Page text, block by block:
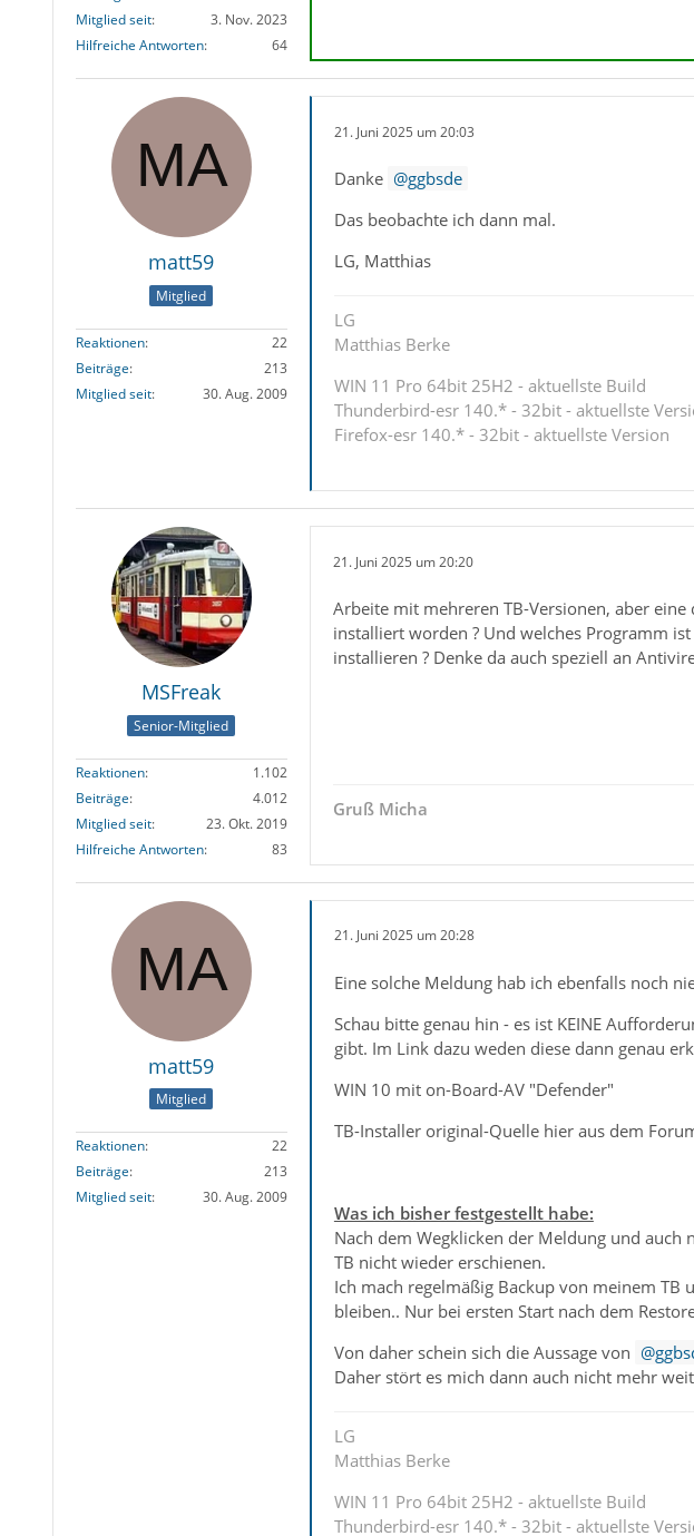
Mitglied seit
3. Nov. 2023
Hilfreiche Antworten
64
matt59
Mitglied
Reaktionen
22
Beiträge
213
Mitglied seit
30. Aug. 2009
21. Juni 2025 um 20:03
Danke
ggbsde
Das beobachte ich dann mal.
LG, Matthias
LG
Matthias Berke
WIN 11 Pro 64bit 25H2 - aktuellste Build
Thunderbird-esr 140.* - 32bit - aktuellste
Firefox-esr 140.* - 32bit - aktuellste Version
MSFreak
Senior-Mitglied
Reaktionen
1.102
Beiträge
4.012
Mitglied seit
23. Okt. 2019
Hilfreiche Antworten
83
21. Juni 2025 um 20:20
Arbeite mit mehreren TB-Versionen, aber
installiert worden ? Und welches Programm
installieren ? Denke da auch speziell an
Gruß Micha
matt59
Mitglied
Reaktionen
22
Beiträge
213
Mitglied seit
30. Aug. 2009
21. Juni 2025 um 20:28
Eine solche Meldung hab ich ebenfalls noch
Schau bitte genau hin - es ist KEINE
gibt. Im Link dazu weden diese dann genau
WIN 10 mit on-Board-AV "Defender"
TB-Installer original-Quelle hier aus dem
Was ich bisher festgestellt habe:
Nach dem Wegklicken der Meldung und auch
TB nicht wieder erschienen.
Ich mach regelmäßig Backup von meinem
bleiben.. Nur bei ersten Start nach dem
Von daher schein sich die Aussage von
Daher stört es mich dann auch nicht mehr
LG
Matthias Berke
WIN 11 Pro 64bit 25H2 - aktuellste Build
Thunderbird-esr 140.* - 32bit - aktuellste